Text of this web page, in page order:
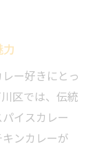
ー好きにとっ
区では、伝統
イスカレー
ンカレーが